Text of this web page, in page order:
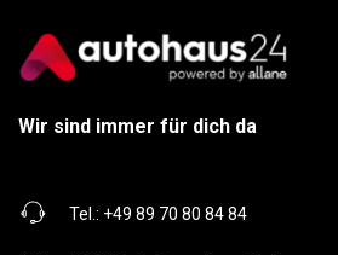
Wir sind immer für dich da
Tel.: +49 89 70 80 84 84